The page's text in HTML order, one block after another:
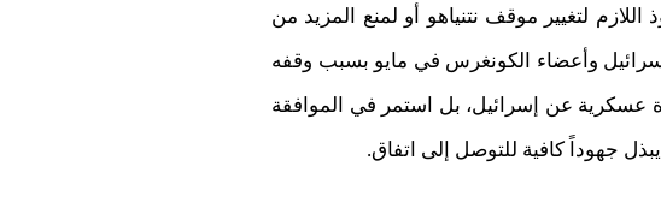
اللازم لتغيير موقف نتنياهو أو لمنع المزيد من
وأعضاء الكونغرس في مايو بسبب وقفه
عن إسرائيل، بل استمر في الموافقة